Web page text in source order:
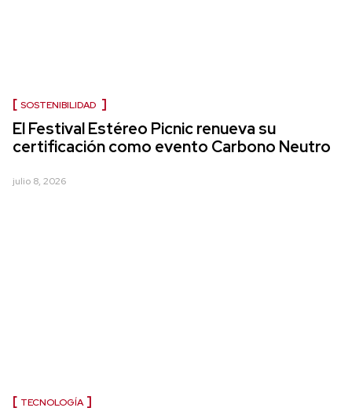
SOSTENIBILIDAD
El Festival Estéreo Picnic renueva su
certificación como evento Carbono Neutro
julio 8, 2026
TECNOLOGÍA